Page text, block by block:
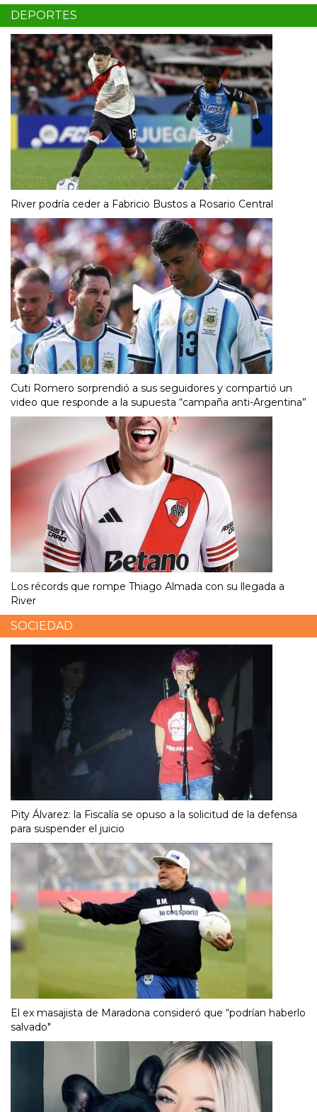
DEPORTES
River podría ceder a Fabricio Bustos a Rosario Central
Cuti Romero sorprendió a sus seguidores y compartió un
video que responde a la supuesta “campaña anti-Argentina”
Los récords que rompe Thiago Almada con su llegada a
River
SOCIEDAD
Pity Álvarez: la Fiscalía se opuso a la solicitud de la defensa
para suspender el juicio
El ex masajista de Maradona consideró que “podrían haberlo
salvado"